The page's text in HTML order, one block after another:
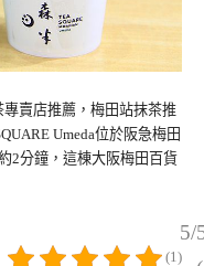
賣店推薦，梅田站抹茶推
Umeda位於阪急梅田
2分鐘，這棟大阪梅田百貨
5/
(1)